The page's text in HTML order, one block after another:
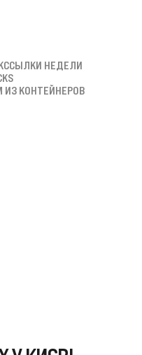
ССЫЛКИ НЕДЕЛИ
ИЗ КОНТЕЙНЕРОВ